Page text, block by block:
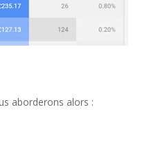
aborderons alors :